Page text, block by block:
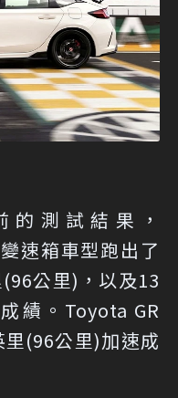
的測試結果，
速箱車型跑出了
公里)，以及13
績。Toyota GR
(96公里)加速成